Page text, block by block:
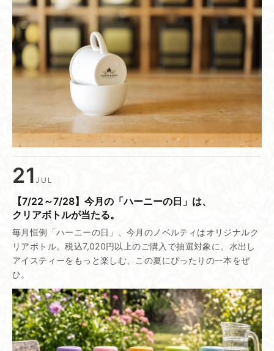
21JUL
【7/22～7/28】​今月の​「ハーニーの​日」は、​
クリアボトルが​当たる。
毎月恒例「ハーニーの日」、今月のノベルティはオリジナルク
リアボトル。税込7,020円以上のご購入で抽選対象に。水出し
アイスティーをもっと楽しむ、この夏にぴったりの一本をぜ
ひ。